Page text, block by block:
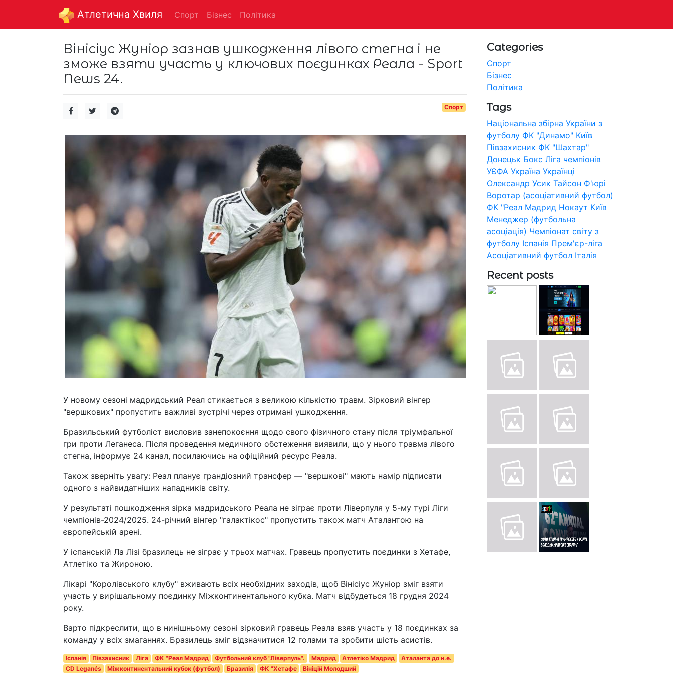
Aтлетична Хвиля Спорт Бізнес Політика
Вінісіус Жуніор зазнав ушкодження лівого стегна і не
зможе взяти участь у ключових поєдинках Реала - Sport
News 24.
Спорт
У новому сезоні мадридський Реал стикається з великою кількістю травм. Зірковий вінгер
"вершкових" пропустить важливі зустрічі через отримані ушкодження.
Бразильський футболіст висловив занепокоєння щодо свого фізичного стану після тріумфальної
гри проти Леганеса. Після проведення медичного обстеження виявили, що у нього травма лівого
стегна, інформує 24 канал, посилаючись на офіційний ресурс Реала.
Також зверніть увагу: Реал планує грандіозний трансфер — "вершкові" мають намір підписати
одного з найвидатніших нападників світу.
У результаті пошкодження зірка мадридського Реала не зіграє проти Ліверпуля у 5-му турі Ліги
чемпіонів-2024/2025. 24-річний вінгер "галактікос" пропустить також матч Аталантою на
європейській арені.
У іспанській Ла Лізі бразилець не зіграє у трьох матчах. Гравець пропустить поєдинки з Хетафе,
Атлетіко та Жироною.
Лікарі "Королівського клубу" вживають всіх необхідних заходів, щоб Вінісіус Жуніор зміг взяти
участь у вирішальному поєдинку Міжконтинентального кубка. Матч відбудеться 18 грудня 2024
року.
Варто підкреслити, що в нинішньому сезоні зірковий гравець Реала взяв участь у 18 поєдинках за
команду у всіх змаганнях. Бразилець зміг відзначитися 12 голами та зробити шість асистів.
Іспанія Півзахисник Ліга ФК "Реал Мадрид Футбольний клуб "Ліверпуль". Мадрид Атлетіко Мадрид
Аталанта до н.е.
CD Leganés
Міжконтинентальний кубок (футбол) Бразилія ФК "Хетафе Вініцій Молодший
Categories
Спорт
Бізнес
Політика
Tags
Національна збірна України з
футболу ФК "Динамо" Київ
Півзахисник ФК "Шахтар"
Донецьк Бокс Ліга чемпіонів
УЄФА Україна Українці
Олександр Усик Тайсон Ф'юрі
Воротар (асоціативний футбол)
ФК "Реал Мадрид Нокаут Київ
Менеджер (футбольна
асоціація) Чемпіонат світу з
футболу Іспанія Прем'єр-ліга
Асоціативний футбол Італія
Recent posts